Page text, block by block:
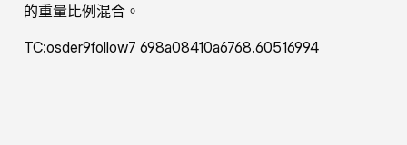
的重量比例混合。
TC:osder9follow7 698a08410a6768.60516994